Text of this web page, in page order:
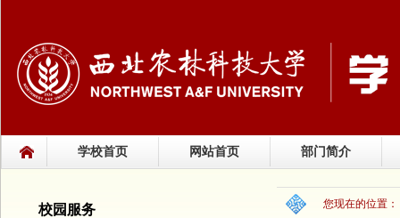
学校首页 网站首页 部门简介
校园服务 您现在的位置：